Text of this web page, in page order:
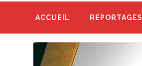
ACCUEIL REPORTAGES